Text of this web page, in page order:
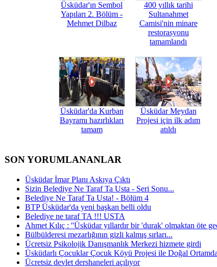
Üsküdar'ın Sembol
Yapıları 2. Bölüm -
Mehmet Dilbaz
400 yıllık tarihi
Sultanahmet
Camisi'nin minare
restorasyonu
tamamlandı
Üsküdar'da Kurban
Bayramı hazırlıkları
tamam
Üsküdar Meydan
Projesi için ilk adım
atıldı
SON YORUMLANANLAR
Üsküdar İmar Planı Askıya Çıktı
Sizin Belediye Ne Taraf Ta Usta - Seri Sonu...
Belediye Ne Taraf Ta Usta! - Bölüm 4
BTP Üsküdar'da yeni başkan belli oldu
Belediye ne taraf TA !!! USTA
Ahmet Kılıç : ''Üsküdar yıllardır bir 'durak' olmaktan öte
Bülbülderesi mezarlığının gizli kalmış sırları...
Ücretsiz Psikolojik Danışmanlık Merkezi hizmete girdi
Üsküdarlı Çocuklar Çocuk Köyü Projesi ile Doğal
Ücretsiz devlet dershaneleri açılıyor